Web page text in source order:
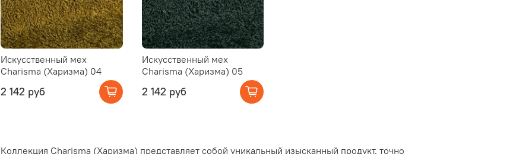
Искусственный мех
Charisma (Харизма) 04
2 142 руб
Искусственный мех
Charisma (Харизма) 05
2 142 руб
Коллекция Charisma (Харизма) представляет собой уникальный изысканный продукт, точно